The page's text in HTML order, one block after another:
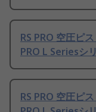
RS PRO 空圧ピ
PRO L Seriesシ
RS PRO 空圧ピ